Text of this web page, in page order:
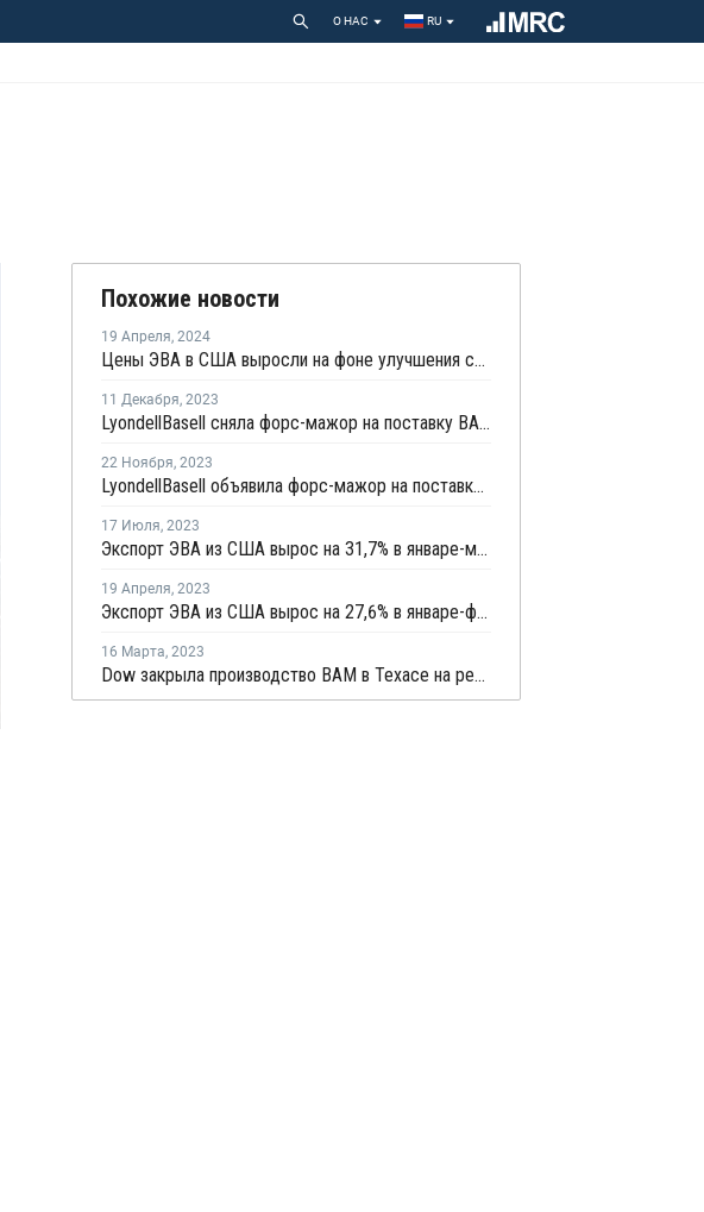
О НАС RU
Похожие новости
19 Апреля, 2024
Цены ЭВА в США выросли на фоне улучшения спроса и ценового давления
11 Декабря, 2023
LyondellBasell сняла форс-мажор на поставку ВАМ в США
22 Ноября, 2023
LyondellBasell объявила форс-мажор на поставку ВАМ в США
17 Июля, 2023
Экспорт ЭВА из США вырос на 31,7% в январе-мае
19 Апреля, 2023
Экспорт ЭВА из США вырос на 27,6% в январе-феврале
16 Марта, 2023
Dow закрыла производство ВАМ в Техасе на ремонт